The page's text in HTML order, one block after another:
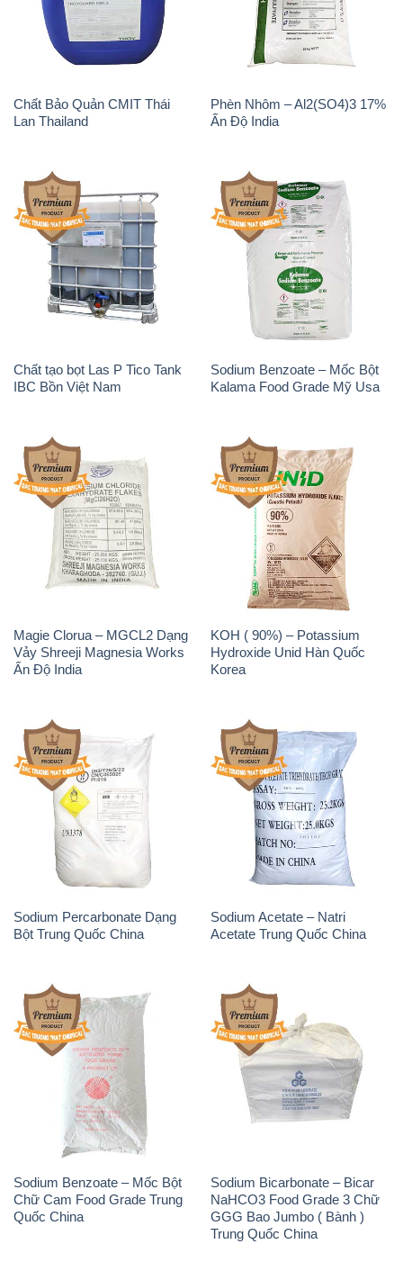
Chất Bảo Quản CMIT Thái
Lan Thailand
Phèn Nhôm – Al2(SO4)3 17%
Ấn Độ India
Chất tạo bọt Las P Tico Tank
IBC Bồn Việt Nam
Sodium Benzoate – Mốc Bột
Kalama Food Grade Mỹ Usa
Magie Clorua – MGCL2 Dạng
Vảy Shreeji Magnesia Works
Ấn Độ India
KOH ( 90%) – Potassium
Hydroxide Unid Hàn Quốc
Korea
Sodium Percarbonate Dạng
Bột Trung Quốc China
Sodium Acetate – Natri
Acetate Trung Quốc China
Sodium Benzoate – Mốc Bột
Chữ Cam Food Grade Trung
Quốc China
Sodium Bicarbonate – Bicar
NaHCO3 Food Grade 3 Chữ
GGG Bao Jumbo ( Bành )
Trung Quốc China